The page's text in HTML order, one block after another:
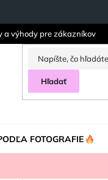
a výhody pre zákazníkov
Hľadať
FOTOGRAFIE